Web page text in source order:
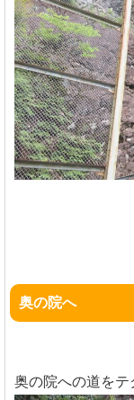
奥の院へ
奥の院への道をテ